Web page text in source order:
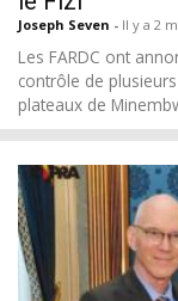
Joseph Seven - Il y a 2
Les FARDC ont
contrôle de
plateaux de